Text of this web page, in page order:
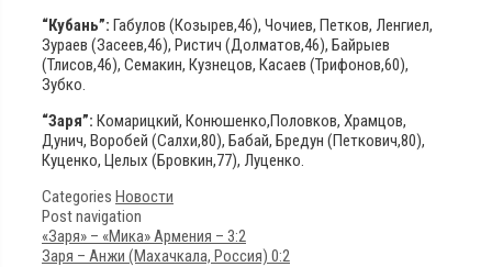
“Кубань”: Габулов (Козырев,46), Чочиев, Петков, Ленгиел,
Зураев (Засеев,46), Ристич (Долматов,46), Байрыев
(Тлисов,46), Семакин, Кузнецов, Касаев (Трифонов,60),
Зубко.
“Заря”: Комарицкий, Конюшенко,Половков, Храмцов,
Дунич, Воробей (Салхи,80), Бабай, Бредун (Петкович,80),
Куценко, Целых (Бровкин,77), Луценко.
Categories Новости
Post navigation
«Заря» – «Мика» Армения – 3:2
Заря – Анжи (Махачкала, Россия) 0:2